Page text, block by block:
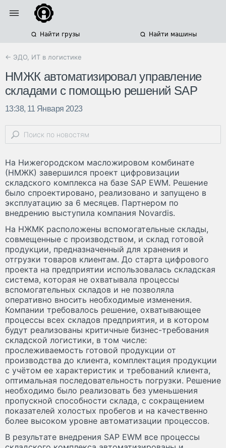
Найти грузы Найти машины
← ЭДО, ИТ в логистике
НМЖК автоматизировал управление
складами с помощью решений SAP
13:38, 11 Января 2023
На Нижегородском масложировом комбинате
(НМЖК) завершился проект цифровизации
складского комплекса на базе SAP EWM. Решение
было спроектировано, реализовано и запущено в
эксплуатацию за 6 месяцев. Партнером по
внедрению выступила компания Novardis.
На НЖМК расположены вспомогательные склады,
совмещенные с производством, и склад готовой
продукции, предназначенный для хранения и
отгрузки товаров клиентам. До старта цифрового
проекта на предприятии использовалась складская
система, которая не охватывала процессы
вспомогательных складов и не позволяла
оперативно вносить необходимые изменения.
Компании требовалось решение, охватывающее
процессы всех складов предприятия, и в котором
будут реализованы критичные бизнес-требования
складской логистики, в том числе:
прослеживаемость готовой продукции от
производства до клиента, комплектация продукции
с учётом ее характеристик и требований клиента,
оптимальная последовательность погрузки. Решение
необходимо было реализовать без уменьшения
пропускной способности склада, с сокращением
показателей холостых пробегов и на качественно
более высоком уровне автоматизации процессов.
В результате внедрения SAP EWM все процессы